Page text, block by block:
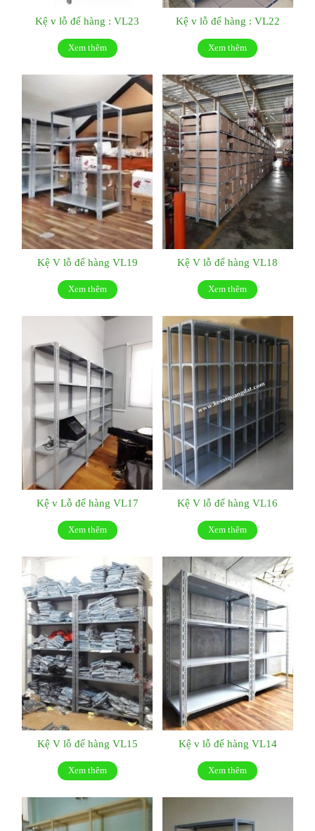
Kệ v lỗ để hàng : VL23
Xem thêm
Kệ v lỗ để hàng : VL22
Xem thêm
Kệ V lỗ để hàng VL19
Xem thêm
Kệ V lỗ để hàng VL18
Xem thêm
Kệ v Lỗ để hàng VL17
Xem thêm
Kệ V lỗ để hàng VL16
Xem thêm
Kệ V lỗ để hàng VL15
Xem thêm
Kệ v lỗ để hàng VL14
Xem thêm